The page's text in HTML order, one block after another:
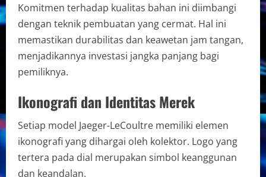
Komitmen terhadap kualitas bahan ini diimbangi
dengan teknik pembuatan yang cermat. Hal ini
memastikan durabilitas dan keawetan jam tangan,
menjadikannya investasi jangka panjang bagi
pemiliknya.
Ikonografi dan Identitas Merek
Setiap model Jaeger-LeCoultre memiliki elemen
ikonografi yang dihargai oleh kolektor. Logo yang
tertera pada dial merupakan simbol keanggunan
dan keandalan.